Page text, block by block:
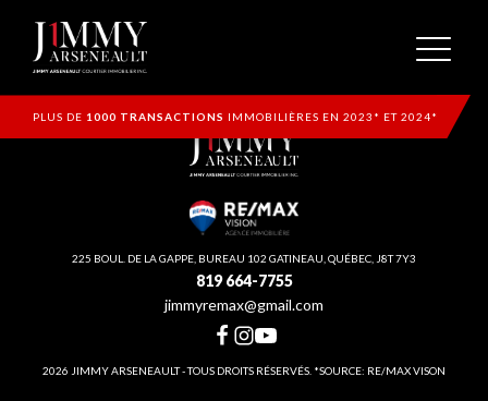
PLUS DE 1000 TRANSACTIONS IMMOBILIÈRES EN 2023* ET 2024*
225 BOUL. DE LA GAPPE, BUREAU 102 GATINEAU, QUÉBEC, J8T 7Y3
819 664-7755
jimmyremax@gmail.com
2026 JIMMY ARSENEAULT - TOUS DROITS RÉSERVÉS. *SOURCE: RE/MAX VISON